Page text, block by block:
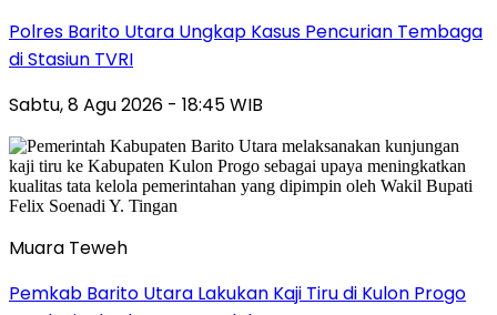
Polres Barito Utara Ungkap Kasus Pencurian Tembaga
di Stasiun TVRI
Sabtu, 8 Agu 2026 - 18:45 WIB
Muara Teweh
Pemkab Barito Utara Lakukan Kaji Tiru di Kulon Progo